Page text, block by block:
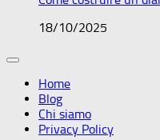
18/10/2025
Home
Blog
Chi siamo
Privacy Policy